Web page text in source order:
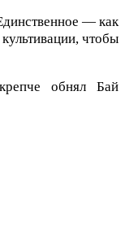
— как
чтобы
обнял Бай